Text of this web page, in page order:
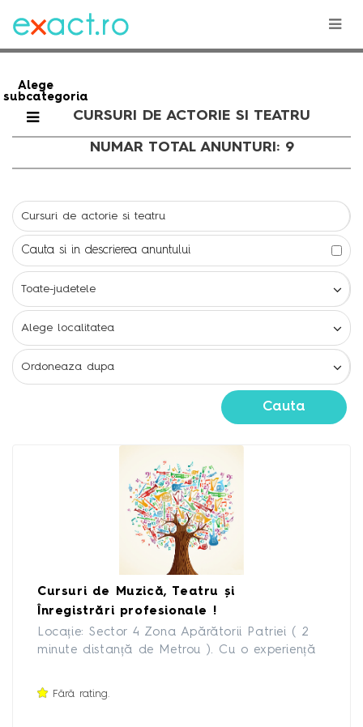
Alege
subcategoria
CURSURI DE ACTORIE SI TEATRU
NUMAR TOTAL ANUNTURI: 9
Cauta si in descrierea anuntului
Cauta
Cursuri de Muzică, Teatru și
Înregistrări profesionale !
Locație: Sector 4 Zona Apărătorii Patriei ( 2
minute distanță de Metrou ). Cu o experiență
remarcabile în cadrul Concursurilor Naționale
Fără rating.